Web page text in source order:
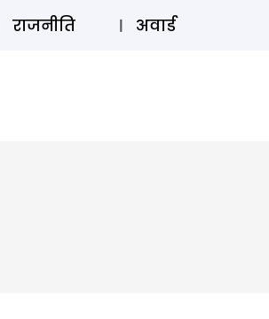
⚲ SUBSCRIBE
राजनीति अवार्ड